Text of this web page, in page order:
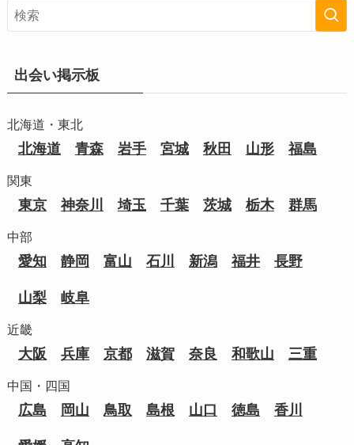
出会い掲示板
北海道・東北
北海道 青森 岩手 宮城 秋田 山形 福島
関東
東京 神奈川 埼玉 千葉 茨城 栃木 群馬
中部
愛知 静岡 富山 石川 新潟 福井 長野
山梨 岐阜
近畿
大阪 兵庫 京都 滋賀 奈良 和歌山 三重
中国・四国
広島 岡山 鳥取 島根 山口 徳島 香川